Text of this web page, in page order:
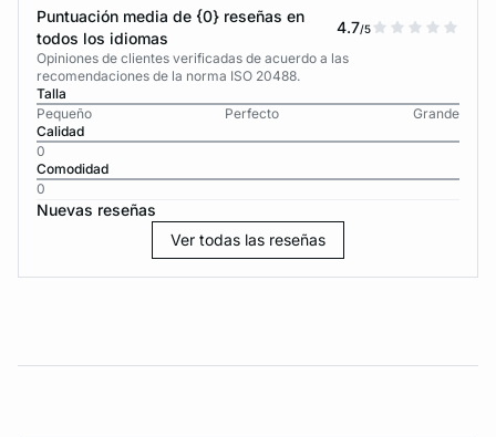
Puntuación media de {0} reseñas en
todos los idiomas
4.7/5
Opiniones de clientes verificadas de acuerdo a las
recomendaciones de la norma ISO 20488.
Talla
Pequeño
Perfecto
Grande
Calidad
0
Comodidad
0
Nuevas reseñas
Ver todas las reseñas